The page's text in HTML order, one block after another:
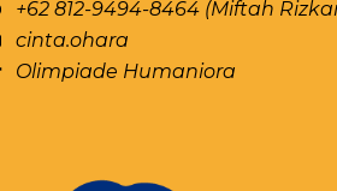
+62 812-9494-8464 (Miftah
cinta.ohara
Olimpiade Humaniora